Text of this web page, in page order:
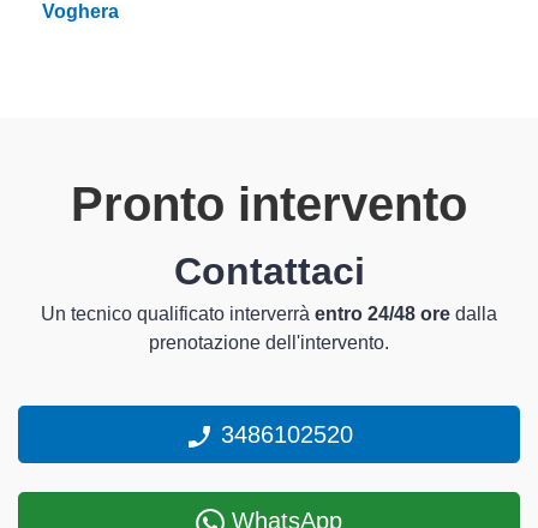
Voghera
Pronto intervento
Contattaci
Un tecnico qualificato interverrà entro 24/48 ore dalla
prenotazione dell'intervento.
3486102520
WhatsApp